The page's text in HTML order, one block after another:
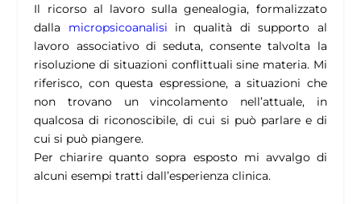
Il ricorso al lavoro sulla genealogia, formalizzato
dalla micropsicoanalisi in qualità di supporto al
lavoro associativo di seduta, consente talvolta la
risoluzione di situazioni conflittualisine materia. Mi
riferisco, con questa espressione, a situazioni che
non trovano un vincolamento nell’attuale, in
qualcosa di riconoscibile, di cui si può parlare e di
cui si può piangere.
Per chiarire quanto sopra esposto mi avvalgo di
alcuni esempi tratti dall’esperienza clinica.